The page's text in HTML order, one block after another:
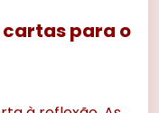
cartas para o